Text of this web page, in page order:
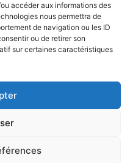
accéder aux informations des
nous permettra de
de navigation ou les ID
ou de retirer son
sur certaines caractéristiques
droits réservés